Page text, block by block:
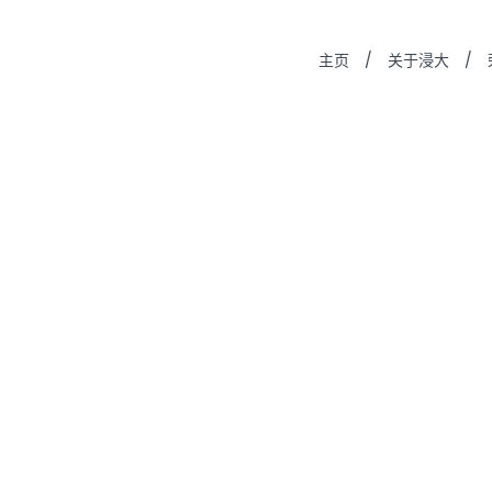
主页 / 关于浸大 /